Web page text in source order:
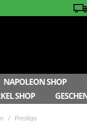
NAPOLEON SHOP
SHOP
Prestige